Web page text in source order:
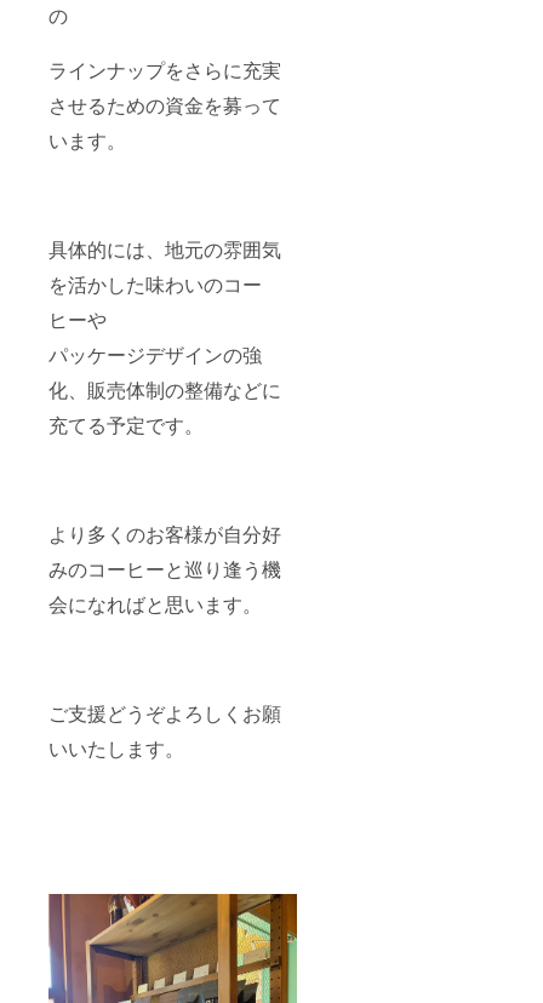
の
ラインナップをさらに充実
させるための資金を募って
います。
具体的には、地元の雰囲気
を活かした味わいのコー
ヒーや
パッケージデザインの強
化、販売体制の整備などに
充てる予定です。
より多くのお客様が自分好
みのコーヒーと巡り逢う機
会になればと思います。
ご支援どうぞよろしくお願
いいたします。